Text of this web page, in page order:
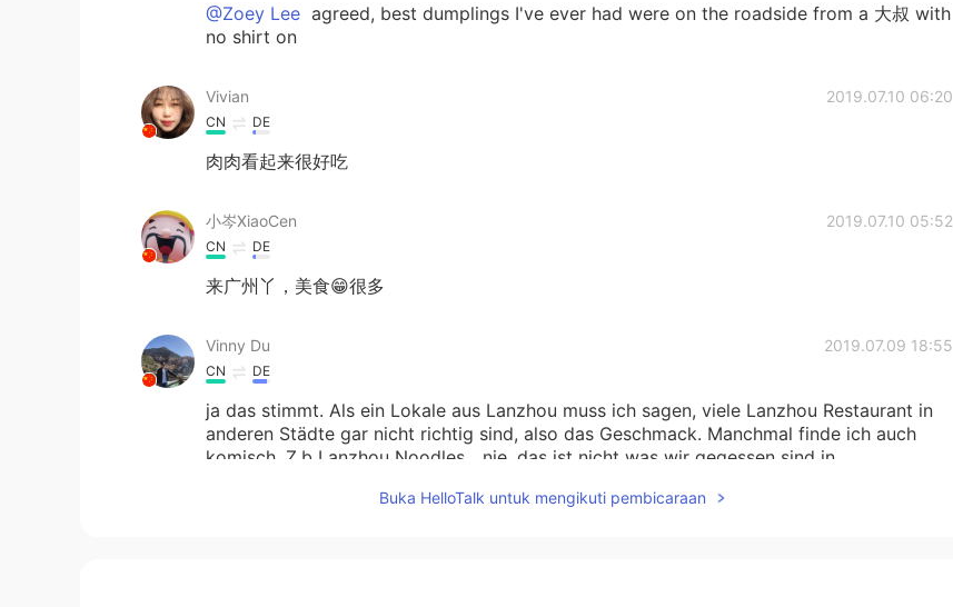
@Zoey Lee agreed, best dumplings I've ever had were on the roadside from a 大叔 with
no shirt on
Vivian 2019.07.10 06:20
CN DE
肉肉看起来很好吃
小岑XiaoCen 2019.07.10 05:52
CN DE
来广州丫，美食😁很多
Vinny Du 2019.07.09 18:55
CN DE
ja das stimmt. Als ein Lokale aus Lanzhou muss ich sagen, viele Lanzhou Restaurant in
anderen Städte gar nicht richtig sind, also das Geschmack. Manchmal finde ich auch
komisch. Z.b Lanzhou Noodles....nie, das ist nicht was wir gegessen sind in
Buka HelloTalk untuk mengikuti pembicaraan